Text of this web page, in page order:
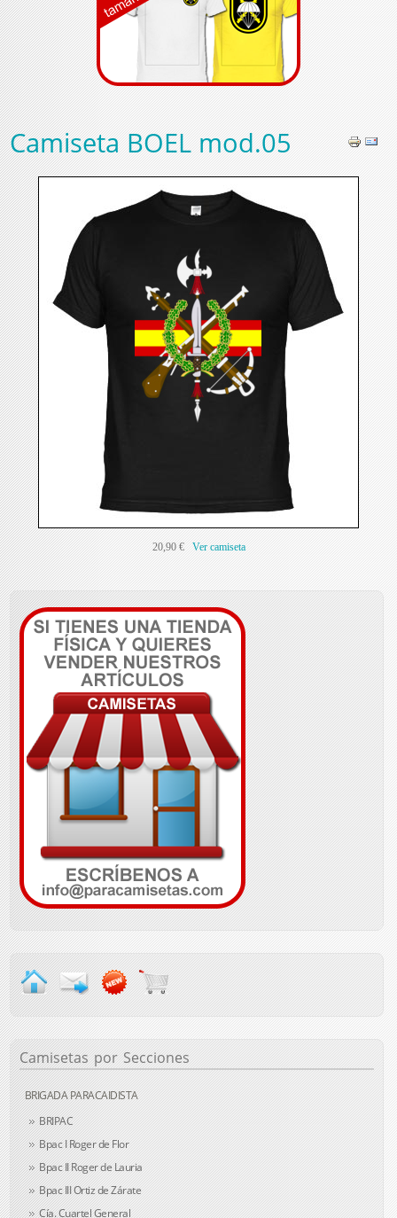
Camiseta BOEL mod.05
20,90 € Ver camiseta
Camisetas por Secciones
BRIGADA PARACAIDISTA
BRIPAC
Bpac I Roger de Flor
Bpac II Roger de Lauria
Bpac III Ortiz de Zárate
Cía. Cuartel General